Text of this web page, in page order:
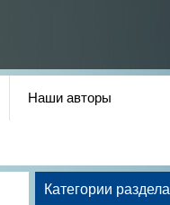
Наши авторы
Категории раздела